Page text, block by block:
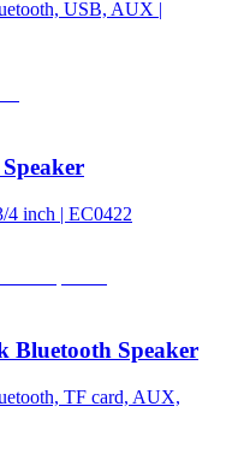
USB, AUX |
inch | EC0422
Bluetooth Speaker
TF card, AUX,